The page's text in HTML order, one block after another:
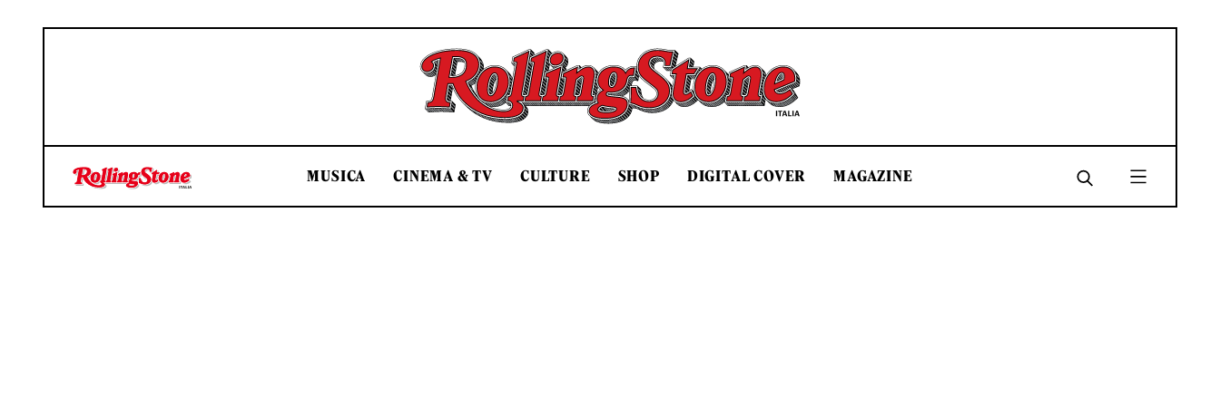
Rolling Stone Italia
MUSICA CINEMA & TV CULTURE SHOP DIGITAL COVER MAGAZINE